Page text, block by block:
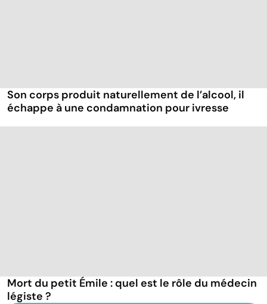
Son corps produit naturellement de l’alcool, il
échappe à une condamnation pour ivresse
Mort du petit Émile : quel est le rôle du médecin
légiste ?